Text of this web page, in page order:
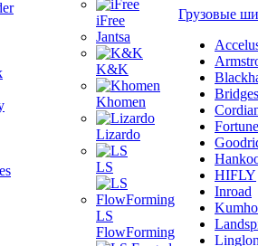
iFree
Jantsa
K&K
Khomen
Lizardo
LS
LS
FlowForming
Грузовые
Fortune
HIFLY
Inroad
Kumho